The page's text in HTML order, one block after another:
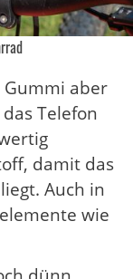
aber
Telefon
damit das
Auch in
wie